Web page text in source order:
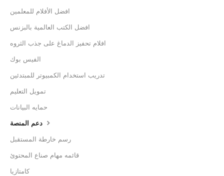
افضل الأفلام للمعلمين
افضل الكتب العالمية بالبزنس
افلام تحفيز الدماغ على جذب الثروه
الفيس بوك
تدريب استخدام الكمبيوتر للمبتدئين
تمويل التعليم
حمايه البيانات
رسم خارطة المستقبل
قائمه مهام صناع المحتوئ
كامتازيا